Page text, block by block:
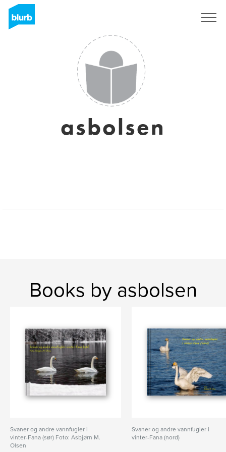
asbolsen
Books by asbolsen
Svaner og andre vannfugler i
vinter-Fana (sør) Foto: Asbjørn M.
Olsen
Svaner og andre vannfugler i
vinter-Fana (nord)